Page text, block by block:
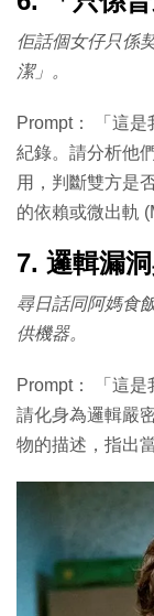
佢話個女仔只係
潔」。
Prompt： 「這
紀錄。請分析他
用，判斷雙方是
的依賴或微出軌
7. 邏輯漏
尋日話同阿媽食
供機器。
Prompt： 「這是
請化身為邏輯嚴
物的描述，指出